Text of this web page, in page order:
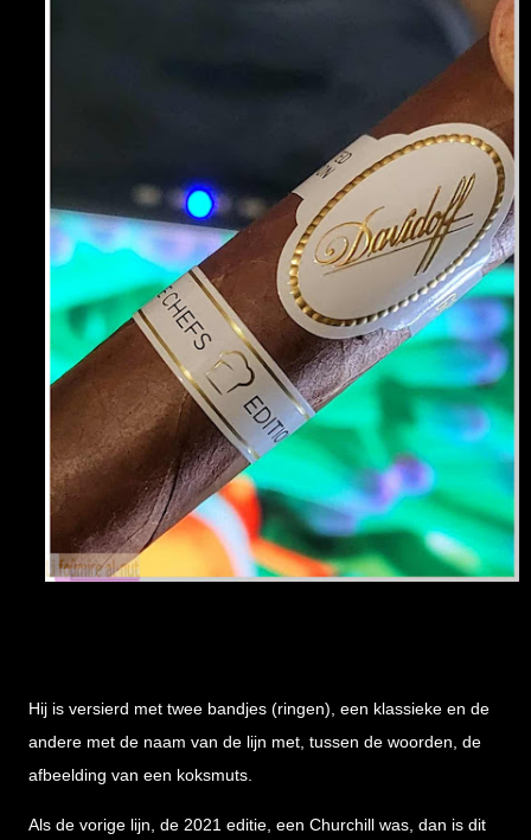
Hij is versierd met twee bandjes (ringen), een klassieke en de
andere met de naam van de lijn met, tussen de woorden, de
afbeelding van een koksmuts.
Als de vorige lijn, de 2021 editie, een Churchill was, dan is dit